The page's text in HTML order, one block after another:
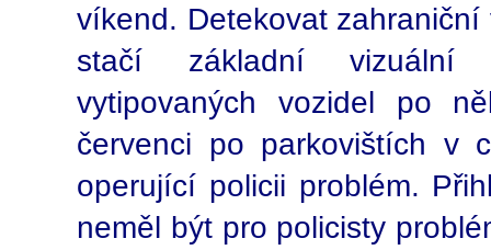
víkend. Detekovat
stačí základní vizuální
vytipovaných vozidel po
červenci po parkovištích v
operující policii problém.
neměl být pro policisty